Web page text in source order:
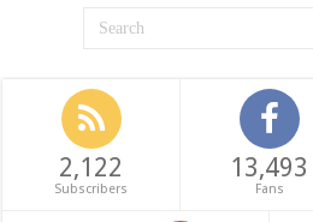
2,122
Subscribers
13,493
Fans